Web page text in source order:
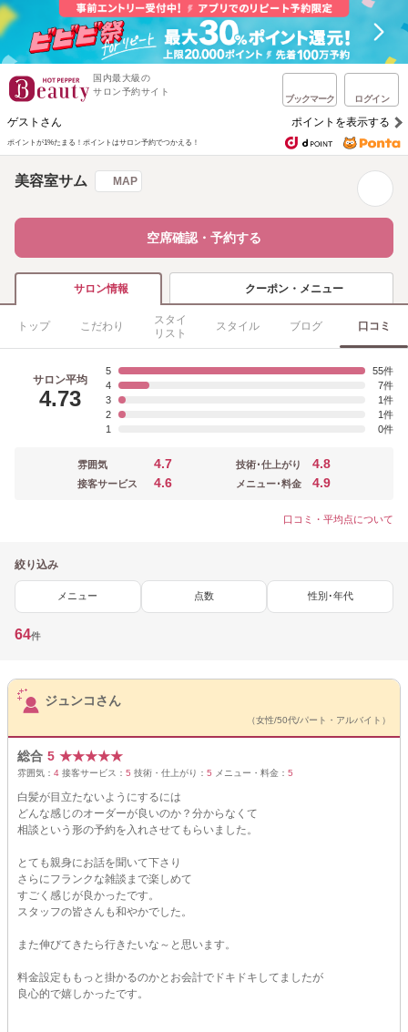
国内最大級の
サロン予約サイト
ブックマーク ログイン
ゲストさん ポイントを表示する
ポイントが1%たまる！ ポイントはサロン予約でつかえる！
美容室サム MAP
空席確認・予約する
サロン情報 クーポン・メニュー
トップ こだわり
スタイ
リスト
スタイル ブログ 口コミ
サロン平均
4.73
5
55
4
7
3
1
2
1
1
0
雰囲気 4.7
接客サービス 4.6
技術･仕上がり 4.8
メニュー･料金 4.9
口コミ・平均点について
絞り込み
メニュー 点数 性別･年代
64件
サロンPick Up
ジュンコさん
（女性/50代/パート・アルバイト）
総合 5 ★★★★★
雰囲気： 4 接客サービス： 5 技術・仕上がり： 5 メニュー・料金： 5
白髪が目立たないようにするには
どんな感じのオーダーが良いのか？分からなくて
相談という形の予約を入れさせてもらいました。
とても親身にお話を聞いて下さり
さらにフランクな雑談まで楽しめて
すごく感じが良かったです。
スタッフの皆さんも和やかでした。
また伸びてきたら行きたいな～と思います。
料金設定ももっと掛かるのかとお会計でドキドキしてましたが
良心的で嬉しかったです。